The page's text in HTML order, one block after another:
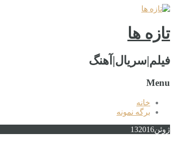
تازه ها
فیلم|سریال|آهنگ
Menu
خانه
برگه نمونه
ژوئن 132016